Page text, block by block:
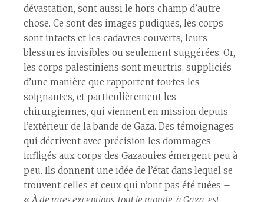
dévastation, sont aussi le hors champ d’autre
chose. Ce sont des images pudiques, les corps
sont intacts et les cadavres couverts, leurs
blessures invisibles ou seulement suggérées. Or,
les corps palestiniens sont meurtris, suppliciés
d’une manière que rapportent tou·tes les
soignant·es, et particulièrement les
chirurgien·nes, qui viennent en mission depuis
l’extérieur de la bande de Gaza. Des témoignages
qui décrivent avec précision les dommages
infligés aux corps des Gazaoui·es émergent peu à
peu. Ils donnent une idée de l’état dans lequel se
trouvent celles et ceux qui n’ont pas été tuées –
«À de rares exceptions, tout le monde, à Gaza, est